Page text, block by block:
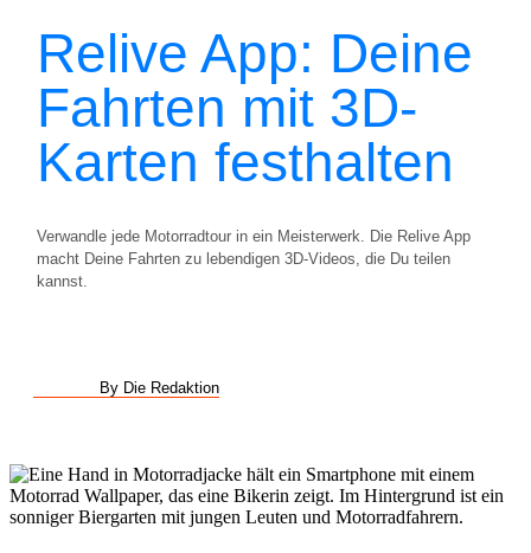
Relive App: Deine
Fahrten mit 3D-
Karten festhalten
Verwandle jede Motorradtour in ein Meisterwerk. Die Relive App
macht Deine Fahrten zu lebendigen 3D-Videos, die Du teilen
kannst.
By Die Redaktion